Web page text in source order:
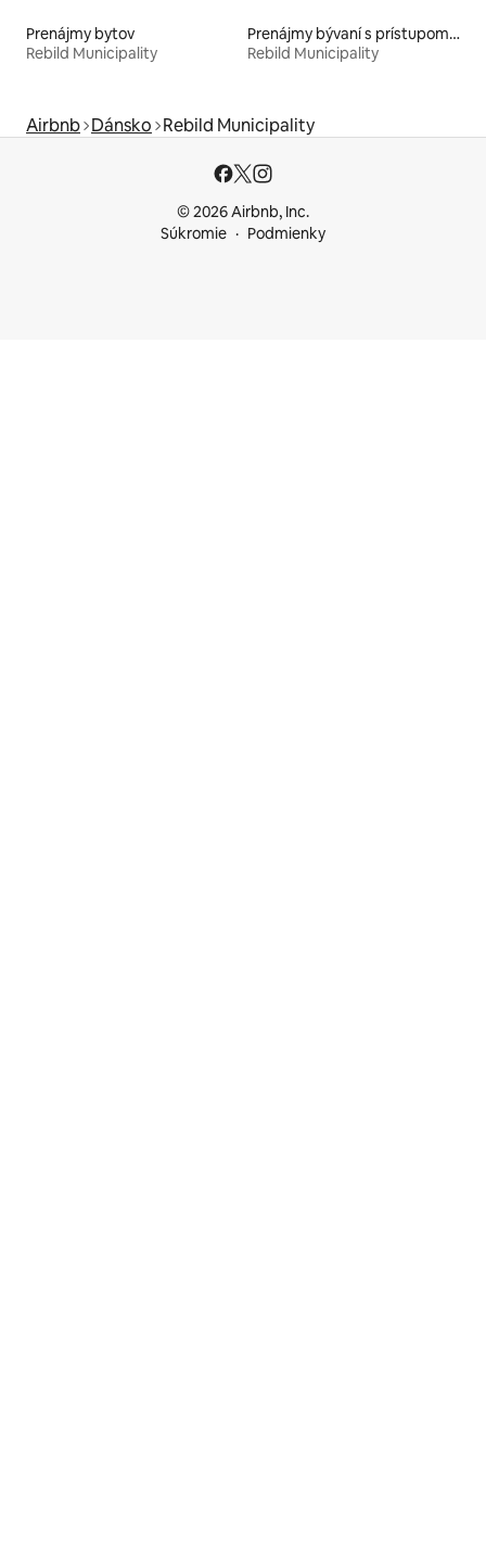
Prenájmy bytov
Rebild Municipality
Prenájmy bývaní s prístupom k jazeru
Rebild Municipality
Airbnb Dánsko Rebild Municipality
© 2026 Airbnb, Inc.
Súkromie
Podmienky